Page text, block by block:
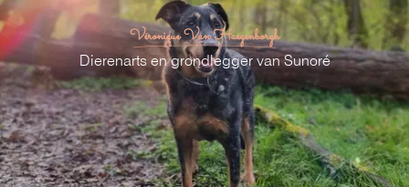
Véronique Van Haegenborgh
Dierenarts en grondlegger van Sunoré